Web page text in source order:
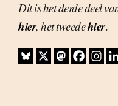
Dit is het derde deel
hier, het tweedehier.